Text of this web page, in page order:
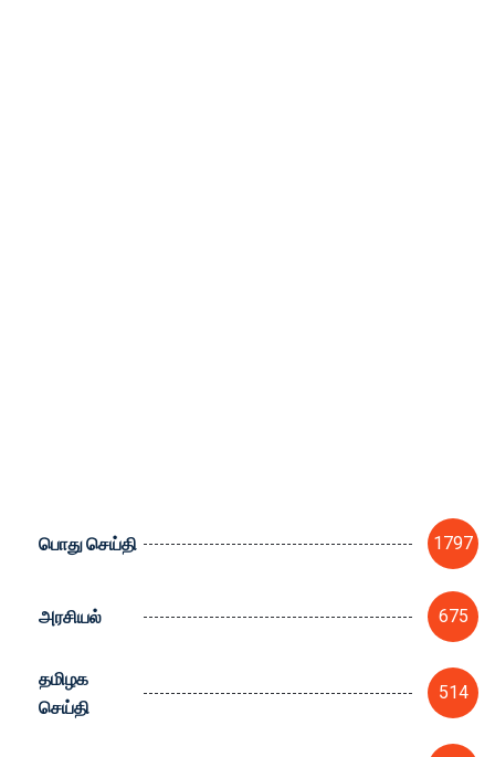
பொது செய்தி 1797
அரசியல் 675
தமிழக
செய்தி
514